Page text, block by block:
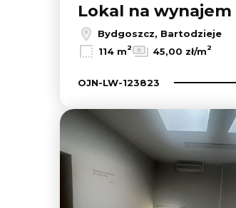
Lokal na wynajem
Bydgoszcz, Bartodzieje
114 m2 45,00 zł/m2
OJN-LW-123823